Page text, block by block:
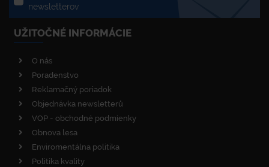
newsletterov
UŽITOČNÉ INFORMÁCIE
O nás
Poradenstvo
Reklamačný poriadok
Objednávka newsletterů
VOP - obchodné podmienky
Obnova lesa
Enviromentálna politika
Politika kvality